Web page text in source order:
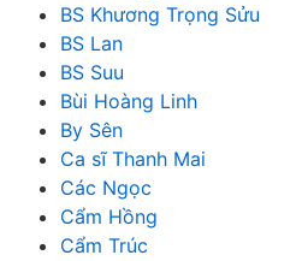
BS Khương Trọng Sửu
BS Lan
BS Suu
Bùi Hoàng Linh
By Sên
Ca sĩ Thanh Mai
Các Ngọc
Cẩm Hồng
Cẩm Trúc